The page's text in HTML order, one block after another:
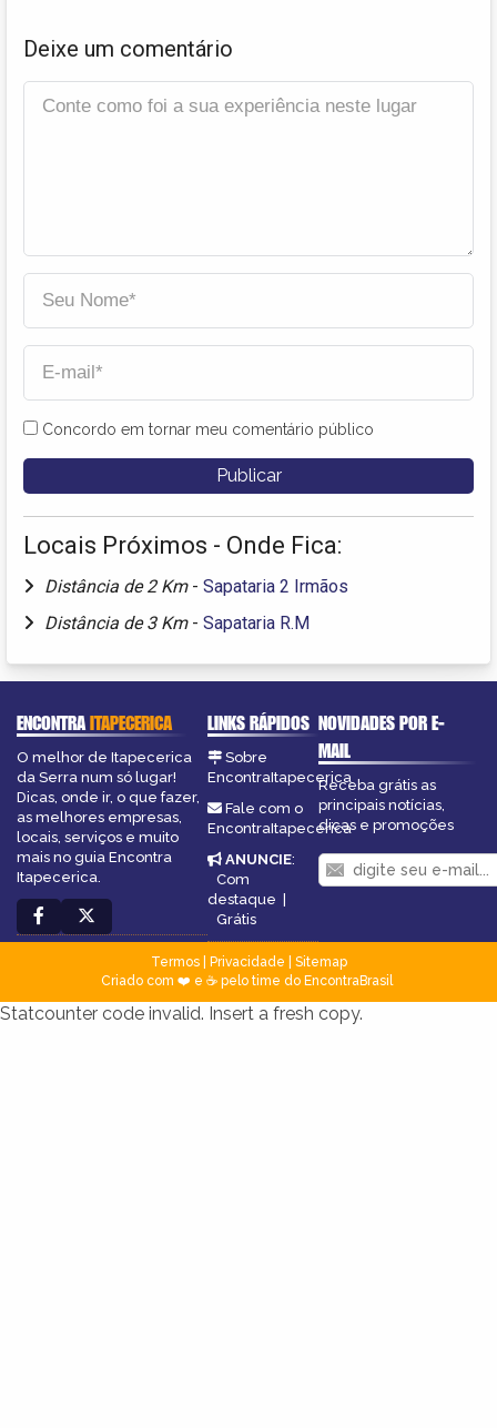
Deixe um comentário
Concordo em tornar meu comentário público
Locais Próximos - Onde Fica:
Distância de 2 Km - Sapataria 2 Irmãos
Distância de 3 Km - Sapataria R.M
ENCONTRAITAPECERICA
O melhor de Itapecerica
da Serra num só lugar!
Dicas, onde ir, o que fazer,
as melhores empresas,
locais, serviços e muito
mais no guia Encontra
Itapecerica.
LINKS RÁPIDOS
Sobre
EncontraItapecerica
Fale com o
EncontraItapecerica
ANUNCIE:
Com
destaque |
Grátis
NOVIDADES POR E-
MAIL
Receba grátis as
principais notícias,
dicas e promoções
Termos| Privacidade
Sitemap
Criado com ❤️ e ☕ pelo time do EncontraBrasil
Statcounter code invalid. Insert a fresh copy.